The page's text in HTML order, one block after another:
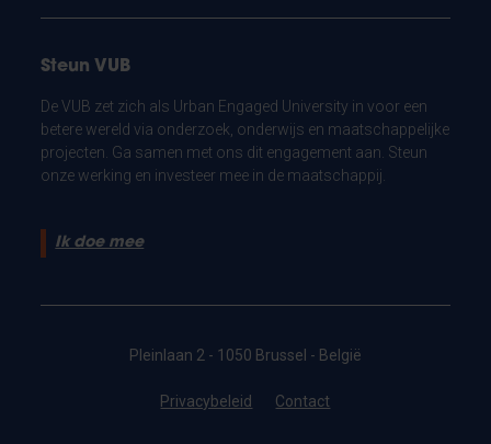
Steun VUB
De VUB zet zich als Urban Engaged University in voor een
betere wereld via onderzoek, onderwijs en maatschappelijke
projecten. Ga samen met ons dit engagement aan. Steun
onze werking en investeer mee in de maatschappij.
Ik doe mee
Pleinlaan 2 - 1050 Brussel - België
Privacybeleid Contact